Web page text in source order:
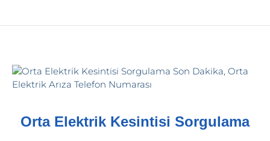
Orta Elektrik Kesintisi Sorgulama